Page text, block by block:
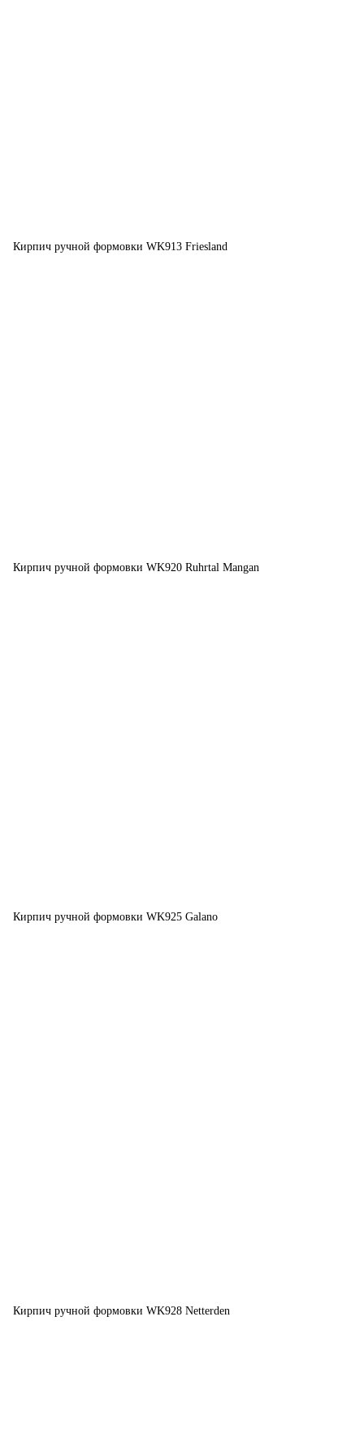
Кирпич ручной формовки WK913 Friesland
Кирпич ручной формовки WK920 Ruhrtal Mangan
Кирпич ручной формовки WK925 Galano
Кирпич ручной формовки WK928 Netterden